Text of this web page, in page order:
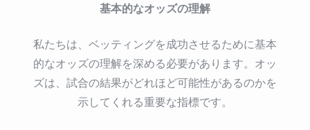
基本的なオッズの理解
私たちは、ベッティングを成功させるために基本
的なオッズの理解を深める必要があります。オッ
ズは、試合の結果がどれほど可能性があるのかを
示してくれる重要な指標です。